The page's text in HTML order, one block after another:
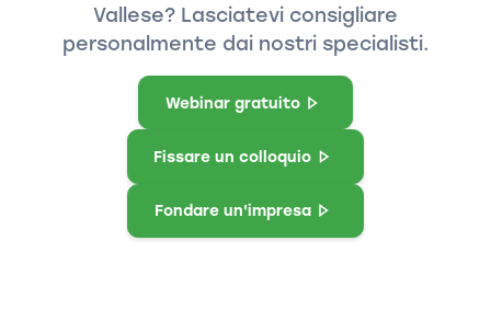
Vallese? Lasciatevi consigliare
personalmente dai nostri specialisti.
Webinar gratuito
Fissare un colloquio
Fondare un'impresa